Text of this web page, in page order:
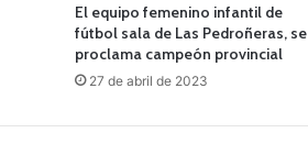
El equipo femenino infantil de
fútbol sala de Las Pedroñeras, se
proclama campeón provincial
27 de abril de 2023